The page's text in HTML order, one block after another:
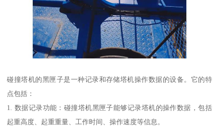
碰撞塔机的黑匣子是一种记录和存储塔机操作数据的设备。它的特
点包括：
1. 数据记录功能：碰撞塔机黑匣子能够记录塔机的操作数据，包括
起重高度、起重重量、工作时间、操作速度等信息。